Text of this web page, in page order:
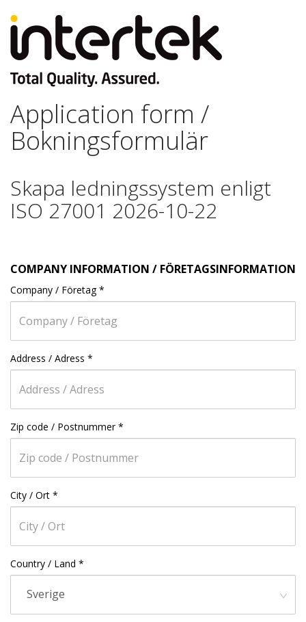
Application form /
Bokningsformulär
Skapa ledningssystem enligt
ISO 27001 2026-10-22
COMPANY INFORMATION / FÖRETAGSINFORMATION
Company / Företag*
Address / Adress *
Zip code / Postnummer*
City / Ort *
Country / Land *
Sverige